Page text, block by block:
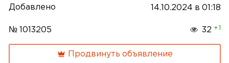
Добавлено 14.10.2024 в 01:18
№ 1013205 32 +1
Продвинуть объявление